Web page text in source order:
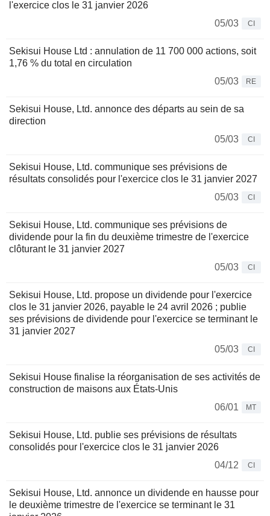
l'exercice clos le 31 janvier 2026
05/03
CI
Sekisui House Ltd : annulation de 11 700 000 actions, soit
1,76 % du total en circulation
05/03
RE
Sekisui House, Ltd. annonce des départs au sein de sa
direction
05/03
CI
Sekisui House, Ltd. communique ses prévisions de
résultats consolidés pour l'exercice clos le 31 janvier 2027
05/03
CI
Sekisui House, Ltd. communique ses prévisions de
dividende pour la fin du deuxième trimestre de l'exercice
clôturant le 31 janvier 2027
05/03
CI
Sekisui House, Ltd. propose un dividende pour l'exercice
clos le 31 janvier 2026, payable le 24 avril 2026 ; publie
ses prévisions de dividende pour l'exercice se terminant le
31 janvier 2027
05/03
CI
Sekisui House finalise la réorganisation de ses activités de
construction de maisons aux États-Unis
06/01
MT
Sekisui House, Ltd. publie ses prévisions de résultats
consolidés pour l'exercice clos le 31 janvier 2026
04/12
CI
Sekisui House, Ltd. annonce un dividende en hausse pour
le deuxième trimestre de l'exercice se terminant le 31